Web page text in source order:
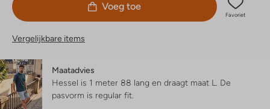
Voeg toe
Favoriet
Vergelijkbare items
Maatadvies
Hessel is 1 meter 88 lang en draagt maat L. De
pasvorm is regular fit